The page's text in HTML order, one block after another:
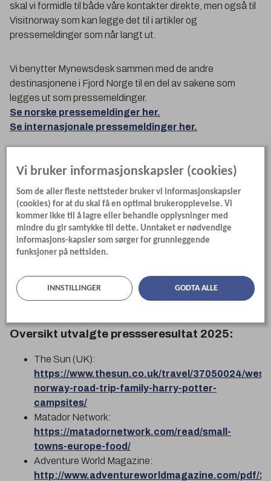
skal vi formidle til både våre kontakter direkte, men også til
Visitnorway som kan legge det til i artikler og
pressemeldinger som når langt ut.
Vi benytter Mynewsdesk sammen med de andre
destinasjonene i Fjord Norge til en del av sakene som
legges ut som pressemeldinger.
Se norske pressemeldinger her.
Se internasjonale pressemeldinger her.
Når vi får besøk av en eller flere mediakontakter, så er det et
stort spleiselag som ligger til grunn. Her går vi sammen
med næringen om å få til et godt program, der det avtales
hvor det skal overnattes, spises, hvilke aktiviteter som skal
ulike sakene.
Oversikt utvalgte pressseresultat 2025:
The Sun (UK):
https://www.thesun.co.uk/travel/37050024/
norway-road-trip-family-harry-potter-
campsites/
Matador Network:
https://matadornetwork.com/read/small-
towns-europe-food/
Adventure World Magazine:
http://www.adventureworldmagazine.com/pdf/
Vi bruker informasjonskapsler (cookies)
Som de aller fleste nettsteder bruker vi informasjonskapsler
(cookies) for at du skal få en optimal brukeropplevelse. Vi
kommer ikke til å lagre eller behandle opplysninger med
mindre du gir samtykke til dette. Unntaket er nødvendige
informasjons-kapsler som sørger for grunnleggende
funksjoner på nettsiden.
INNSTILLINGER GODTA ALLE